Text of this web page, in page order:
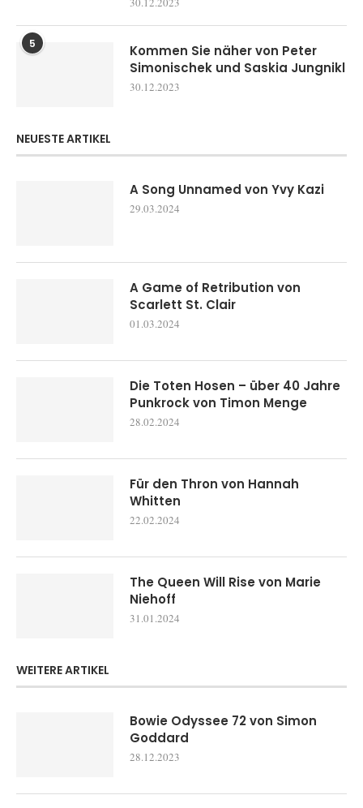
5
Kommen Sie näher von Peter
Simonischek und Saskia Jungnikl
30.12.2023
NEUESTE ARTIKEL
A Song Unnamed von Yvy Kazi
29.03.2024
A Game of Retribution von
Scarlett St. Clair
01.03.2024
Die Toten Hosen – über 40 Jahre
Punkrock von Timon Menge
28.02.2024
Für den Thron von Hannah
Whitten
22.02.2024
The Queen Will Rise von Marie
Niehoff
31.01.2024
WEITERE ARTIKEL
Bowie Odyssee 72 von Simon
Goddard
28.12.2023